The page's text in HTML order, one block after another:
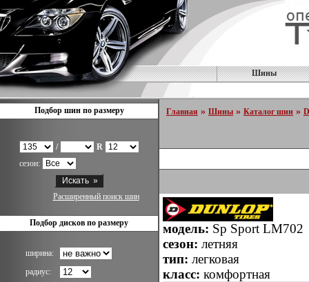
Шины
Подбор шин по размеру
/
R
сезон:
Расширенный поиск шин
Подбор дисков по размеру
ширина:
радиус:
Главная » Шины » Каталог шин »
модель: Sp Sport LM702
сезон: летняя
тип: легковая
класс: комфортная